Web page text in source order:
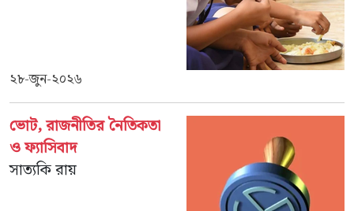
২৮-জুন-২০২৬
ভোট, রাজনীতির নৈতিকতা
ও ফ্যাসিবাদ
সাত্যকি রায়